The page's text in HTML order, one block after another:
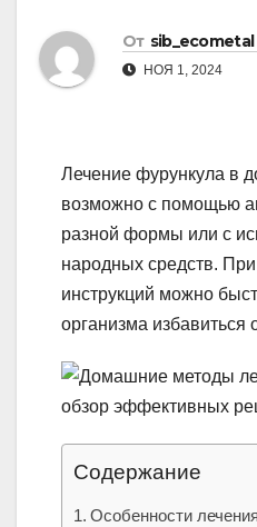
От sib_ecometal
НОЯ 1, 2024
Лечение фурункула в
возможно с помощью
разной формы или с
народных средств.
инструкций можно
организма избавиться
Содержание
Особенности